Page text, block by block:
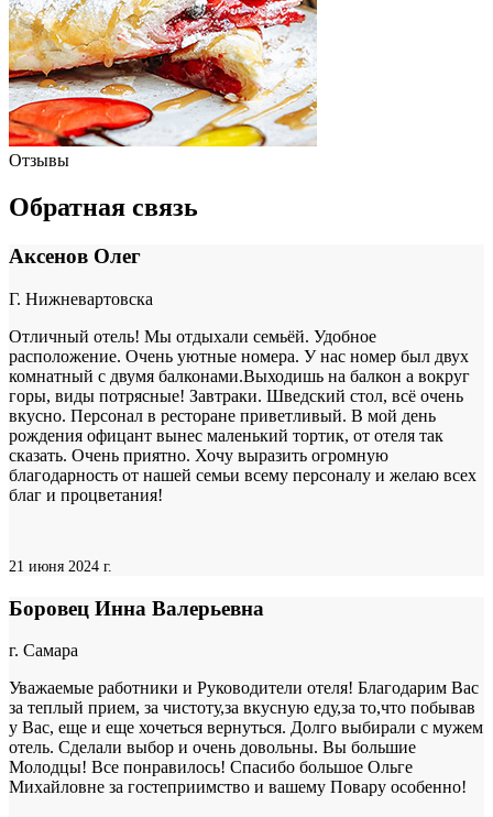
Отзывы
Обратная связь
Аксенов Олег
Г. Нижневартовска
Отличный отель! Мы отдыхали семьёй. Удобное
расположение. Очень уютные номера. У нас номер был двух
комнатный с двумя балконами.Выходишь на балкон а вокруг
горы, виды потрясные! Завтраки. Шведский стол, всё очень
вкусно. Персонал в ресторане приветливый. В мой день
рождения офицант вынес маленький тортик, от отеля так
сказать. Очень приятно. Хочу выразить огромную
благодарность от нашей семьи всему персоналу и желаю всех
благ и процветания!
21 июня 2024 г.
Боровец Инна Валерьевна
г. Самара
Уважаемые работники и Руководители отеля! Благодарим Вас
за теплый прием, за чистоту,за вкусную еду,за то,что побывав
у Вас, еще и еще хочеться вернуться. Долго выбирали с мужем
отель. Сделали выбор и очень довольны. Вы большие
Молодцы! Все понравилось! Спасибо большое Ольге
Михайловне за гостеприимство и вашему Повару особенно!